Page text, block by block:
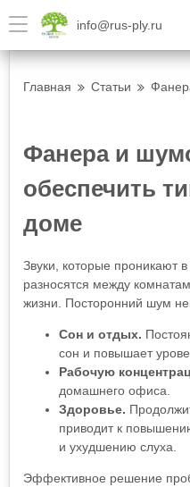
info@rus-ply.ru
Главная Статьи
Фанера и
обеспечить
доме
Звуки, которые проникают
разносятся между
жизни. Посторонний шум
Сон и отдых.
сон и повышает
Рабочую
домашнего офиса.
Здоровье.
приводит к
и ухудшению слуха.
Эффективное решение